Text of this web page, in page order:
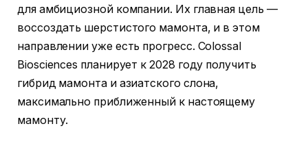
для амбициозной компании. Их главная цель —
воссоздать шерстистого мамонта, и в этом
направлении уже есть прогресс. Colossal
Biosciences планирует к 2028 году получить
гибрид мамонта и азиатского слона,
максимально приближенный к настоящему
мамонту.